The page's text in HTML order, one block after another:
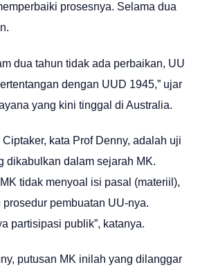
prosesnya. Selama dua
dua tahun tidak ada perbaikan, UU
dengan UUD 1945,” ujar
yang kini tinggal di Australia.
kata Prof Denny, adalah uji
dikabulkan dalam sejarah MK.
tidak menyoal isi pasal (materiil),
pembuatan UU-nya.
partisipasi publik”, katanya.
putusan MK inilah yang dilanggar